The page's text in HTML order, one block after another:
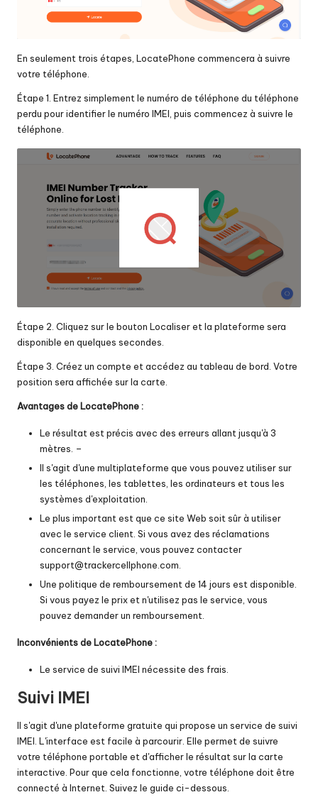
En seulement trois étapes, LocatePhone commencera à suivre
votre téléphone.
Étape 1. Entrez simplement le numéro de téléphone du téléphone
perdu pour identifier le numéro IMEI, puis commencez à suivre le
téléphone.
Étape 2. Cliquez sur le bouton Localiser et la plateforme sera
disponible en quelques secondes.
Étape 3. Créez un compte et accédez au tableau de bord. Votre
position sera affichée sur la carte.
Avantages de LocatePhone :
Le résultat est précis avec des erreurs allant jusqu'à 3
mètres. –
Il s'agit d'une multiplateforme que vous pouvez utiliser sur
les téléphones, les tablettes, les ordinateurs et tous les
systèmes d'exploitation.
Le plus important est que ce site Web soit sûr à utiliser
avec le service client. Si vous avez des réclamations
concernant le service, vous pouvez contacter
support@trackercellphone.com.
Une politique de remboursement de 14 jours est disponible.
Si vous payez le prix et n'utilisez pas le service, vous
pouvez demander un remboursement.
Inconvénients de LocatePhone :
Le service de suivi IMEI nécessite des frais.
Suivi IMEI
Il s'agit d'une plateforme gratuite qui propose un service de suivi
IMEI. L'interface est facile à parcourir. Elle permet de suivre
votre téléphone portable et d'afficher le résultat sur la carte
interactive. Pour que cela fonctionne, votre téléphone doit être
connecté à Internet. Suivez le guide ci-dessous.